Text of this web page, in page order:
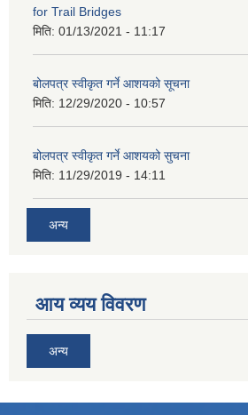
for Trail Bridges
मिति: 01/13/2021 - 11:17
बोलपत्र स्वीकृत गर्ने आशयको सूचना
मिति: 12/29/2020 - 10:57
बोलपत्र स्वीकृत गर्ने आशयको सुचना
मिति: 11/29/2019 - 14:11
अन्य
आय व्यय विवरण
अन्य